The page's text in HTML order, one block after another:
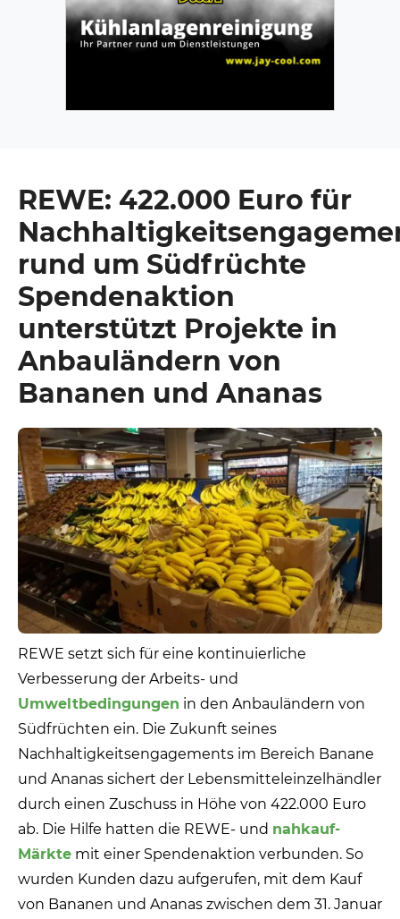
REWE: 422.000 Euro für
rund um Südfrüchte
Spendenaktion
unterstützt Projekte in
Anbauländern von
Bananen und Ananas
REWE setzt sich für eine kontinuierliche
Verbesserung der Arbeits- und
Umweltbedingungen in den Anbauländern von
Südfrüchten ein. Die Zukunft seines
Nachhaltigkeitsengagements im Bereich Banane
und Ananas sichert der Lebensmitteleinzelhändler
durch einen Zuschuss in Höhe von 422.000 Euro
ab. Die Hilfe hatten die REWE- und nahkauf-
Märkte mit einer Spendenaktion verbunden. So
wurden Kunden dazu aufgerufen, mit dem Kauf
von Bananen und Ananas zwischen dem 31. Januar